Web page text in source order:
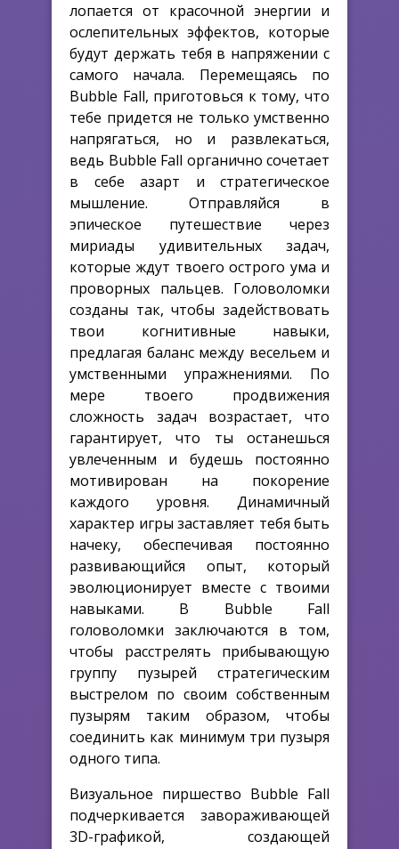
лопается от красочной энергии и
ослепительных эффектов, которые
будут держать тебя в напряжении с
самого начала. Перемещаясь по
Bubble Fall, приготовься к тому, что
тебе придется не только умственно
напрягаться, но и развлекаться,
ведь Bubble Fall органично сочетает
в себе азарт и стратегическое
мышление. Отправляйся в
эпическое путешествие через
мириады удивительных задач,
которые ждут твоего острого ума и
проворных пальцев. Головоломки
созданы так, чтобы задействовать
твои когнитивные навыки,
предлагая баланс между весельем и
умственными упражнениями. По
мере твоего продвижения
сложность задач возрастает, что
гарантирует, что ты останешься
увлеченным и будешь постоянно
мотивирован на покорение
каждого уровня. Динамичный
характер игры заставляет тебя быть
начеку, обеспечивая постоянно
развивающийся опыт, который
эволюционирует вместе с твоими
навыками. В Bubble Fall
головоломки заключаются в том,
чтобы расстрелять прибывающую
группу пузырей стратегическим
выстрелом по своим собственным
пузырям таким образом, чтобы
соединить как минимум три пузыря
одного типа.
Визуальное пиршество Bubble Fall
подчеркивается завораживающей
3D-графикой, создающей